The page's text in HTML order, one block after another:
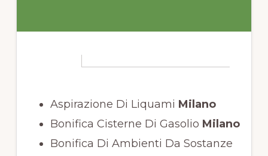
Aspirazione Di Liquami Milano
Bonifica Cisterne Di Gasolio Milano
Bonifica Di Ambienti Da Sostanze